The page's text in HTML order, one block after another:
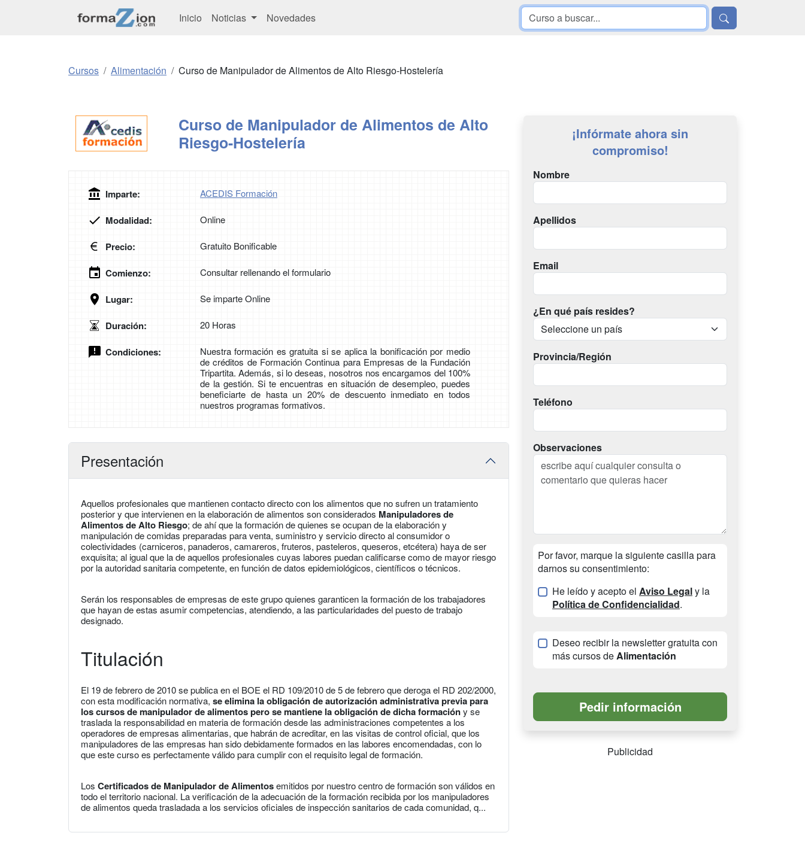
Inicio Noticias Novedades
Cursos Alimentación Curso de Manipulador de Alimentos de Alto Riesgo-Hostelería
Curso de Manipulador de Alimentos de Alto
Riesgo-Hostelería
Imparte: ACEDIS Formación
Modalidad: Online
Precio: Gratuito Bonificable
Comienzo: Consultar rellenando el formulario
Lugar: Se imparte Online
Duración: 20 Horas
Condiciones:
Nuestra formación es gratuita si se aplica la bonificación por medio
de créditos de Formación Continua para Empresas de la Fundación
Tripartita. Además, si lo deseas, nosotros nos encargamos del 100%
de la gestión. Si te encuentras en situación de desempleo, puedes
beneficiarte de hasta un 20% de descuento inmediato en todos
nuestros programas formativos.
Presentación
Aquellos profesionales que mantienen contacto directo con los alimentos que no sufren un tratamiento
posterior y que intervienen en la elaboración de alimentos son considerados Manipuladores de
Alimentos de Alto Riesgo; de ahí que la formación de quienes se ocupan de la elaboración y
manipulación de comidas preparadas para venta, suministro y servicio directo al consumidor o
colectividades (carniceros, panaderos, camareros, fruteros, pasteleros, queseros, etcétera) haya de ser
exquisita; al igual que la de aquellos profesionales cuyas labores puedan calificarse como de mayor riesgo
por la autoridad sanitaria competente, en función de datos epidemiológicos, científicos o técnicos.
Serán los responsables de empresas de este grupo quienes garanticen la formación de los trabajadores
que hayan de estas asumir competencias, atendiendo, a las particularidades del puesto de trabajo
designado.
Titulación
El 19 de febrero de 2010 se publica en el BOE el RD 109/2010 de 5 de febrero que deroga el RD 202/2000,
con esta modificación normativa, se elimina la obligación de autorización administrativa previa para
los cursos de manipulador de alimentos pero se mantiene la obligación de dicha formacióny se
traslada la responsabilidad en materia de formación desde las administraciones competentes a los
operadores de empresas alimentarias, que habrán de acreditar, en las visitas de control oficial, que los
manipuladores de las empresas han sido debidamente formados en las labores encomendadas, con lo
que este curso es perfectamente válido para cumplir con el requisito legal de formación.
Los Certificados de Manipulador de Alimentosemitidos por nuestro centro de formación son válidos en
todo el territorio nacional. La verificación de la adecuación de la formación recibida por los manipuladores
de alimentos queda trasladada a los servicios oficiales de inspección sanitarios de cada comunidad, q...
¡Infórmate ahora sin
compromiso!
Nombre
Apellidos
Email
¿En qué país resides?
Provincia/Región
Teléfono
Observaciones
Por favor, marque la siguiente casilla para
darnos su consentimiento:
He leído y acepto el Aviso Legaly la
Política de Confidencialidad.
Deseo recibir la newsletter gratuita con
más cursos deAlimentación
Publicidad